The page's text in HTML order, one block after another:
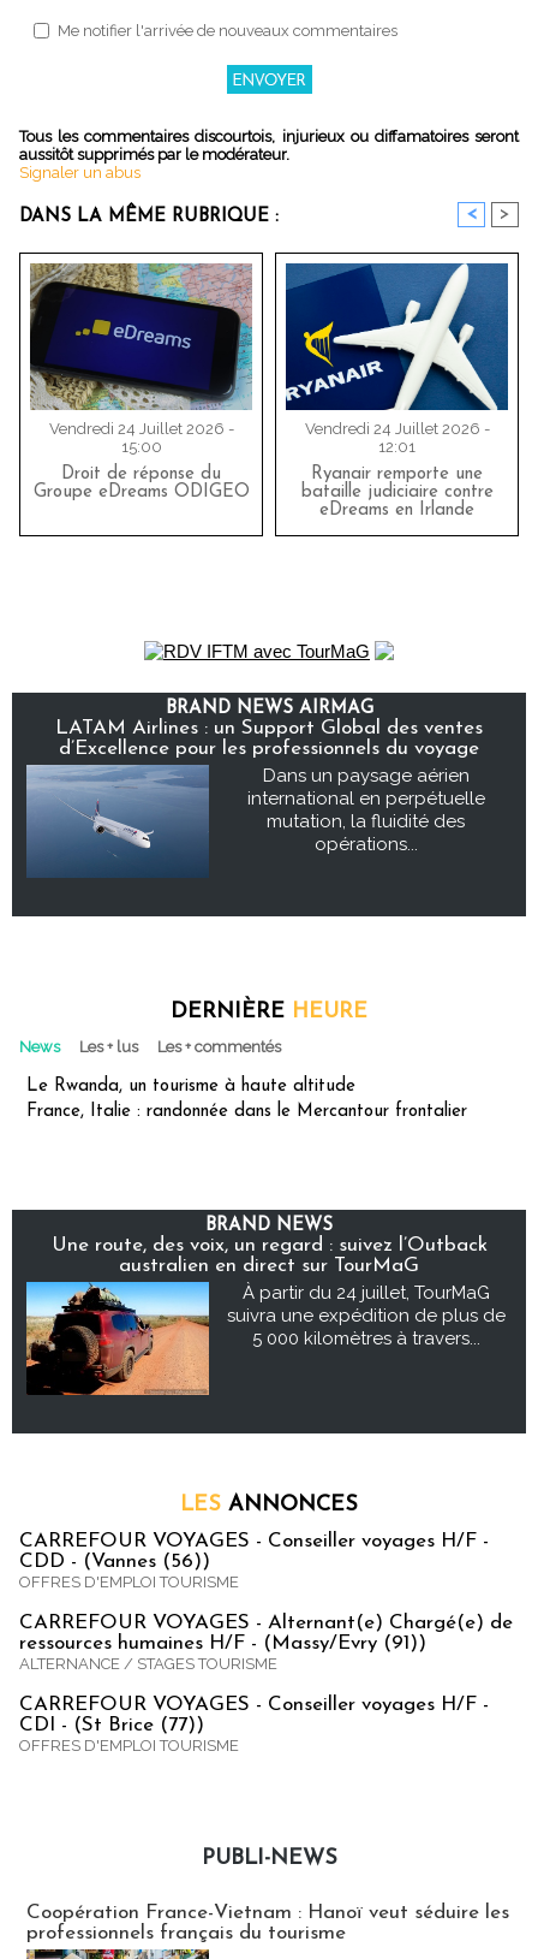
Me notifier l'arrivée de nouveaux commentaires
Tous les commentaires discourtois, injurieux ou diffamatoires seront
aussitôt supprimés par le modérateur.
Signaler un abus
DANS LA MÊME RUBRIQUE : < >
Vendredi 24 Juillet 2026 -
15:00
Droit de réponse du
Groupe eDreams ODIGEO
Vendredi 24 Juillet 2026 -
12:01
Ryanair remporte une
bataille judiciaire contre
eDreams en Irlande
BRAND NEWS AIRMAG
LATAM Airlines : un Support Global des ventes
d’Excellence pour les professionnels du voyage
Dans un paysage aérien
international en perpétuelle
mutation, la fluidité des
opérations...
DERNIÈRE HEURE
News Les + lus Les + commentés
Le Rwanda, un tourisme à haute altitude
France, Italie : randonnée dans le Mercantour frontalier
BRAND NEWS
Une route, des voix, un regard : suivez l’Outback
australien en direct sur TourMaG
À partir du 24 juillet, TourMaG
suivra une expédition de plus de
5 000 kilomètres à travers...
LES ANNONCES
CARREFOUR VOYAGES - Conseiller voyages H/F -
CDD - (Vannes (56))
OFFRES D'EMPLOI TOURISME
CARREFOUR VOYAGES - Alternant(e) Chargé(e) de
ressources humaines H/F - (Massy/Evry (91))
ALTERNANCE / STAGES TOURISME
CARREFOUR VOYAGES - Conseiller voyages H/F -
CDI - (St Brice (77))
OFFRES D'EMPLOI TOURISME
PUBLI-NEWS
Coopération France-Vietnam : Hanoï veut séduire les
professionnels français du tourisme